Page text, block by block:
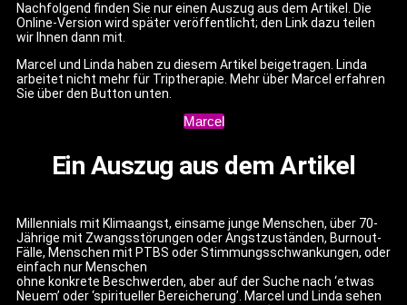
Nachfolgend finden Sie nur einen Auszug aus dem Artikel. Die
Online-Version wird später veröffentlicht; den Link dazu teilen
wir Ihnen dann mit.
Marcel und Linda haben zu diesem Artikel beigetragen. Linda
arbeitet nicht mehr für Triptherapie. Mehr über Marcel erfahren
Sie über den Button unten.
Marcel
Ein Auszug aus dem Artikel
Millennials mit Klimaangst, einsame junge Menschen, über 70-
Jährige mit Zwangsstörungen oder Angstzuständen, Burnout-
Fälle, Menschen mit PTBS oder Stimmungsschwankungen, oder
einfach nur Menschen
ohne konkrete Beschwerden, aber auf der Suche nach ‘etwas
Neuem’ oder ‘spiritueller Bereicherung’. Marcel und Linda sehen